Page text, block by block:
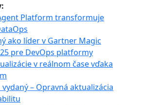
Platform transformuje
ako líder v Gartner Magic
pre DevOps platformy
v reálnom čase vďaka
vydaný – Opravná aktualizácia